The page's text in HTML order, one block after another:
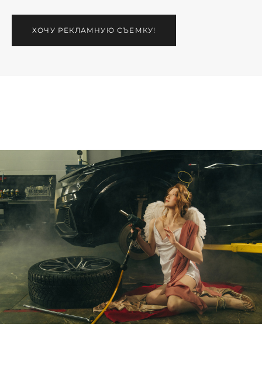
ХОЧУ РЕКЛАМНУЮ СЪЕМКУ!